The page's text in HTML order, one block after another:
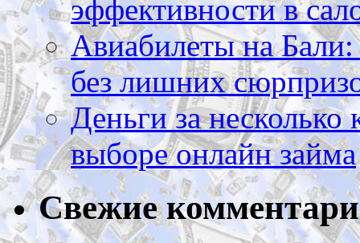
эффективности в
Авиабилеты на Бали:
без лишних
Деньги за
выборе онлайн займа
Свежие